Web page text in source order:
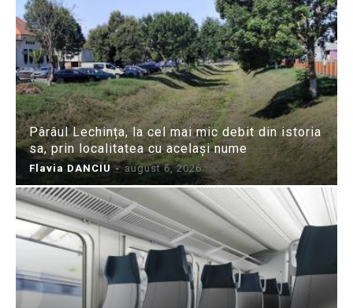
Pârâul Lechința, la cel mai mic debit din istoria
sa, prin localitatea cu același nume
Flavia DANCIU - august 6, 2026